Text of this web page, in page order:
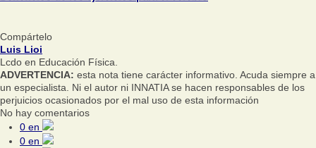
Compártelo
Luis Lioi
Lcdo en Educación Física.
ADVERTENCIA: esta nota tiene carácter informativo. Acuda siempre a
un especialista. Ni el autor ni INNATIA se hacen responsables de los
perjuicios ocasionados por el mal uso de esta información
No hay comentarios
0 en
0 en